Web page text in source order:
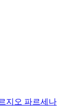
지오 파르세나